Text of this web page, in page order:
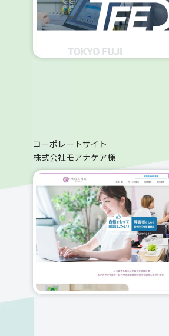
コーポレートサイト
株式会社モアナケア様